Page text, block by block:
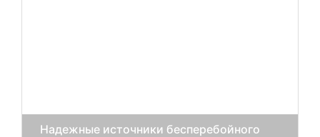
Надежные источники бесперебойного